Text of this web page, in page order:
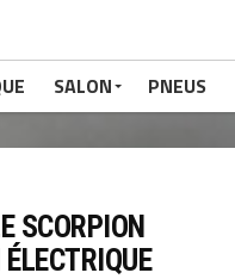
SALON PNEUS
SCORPION